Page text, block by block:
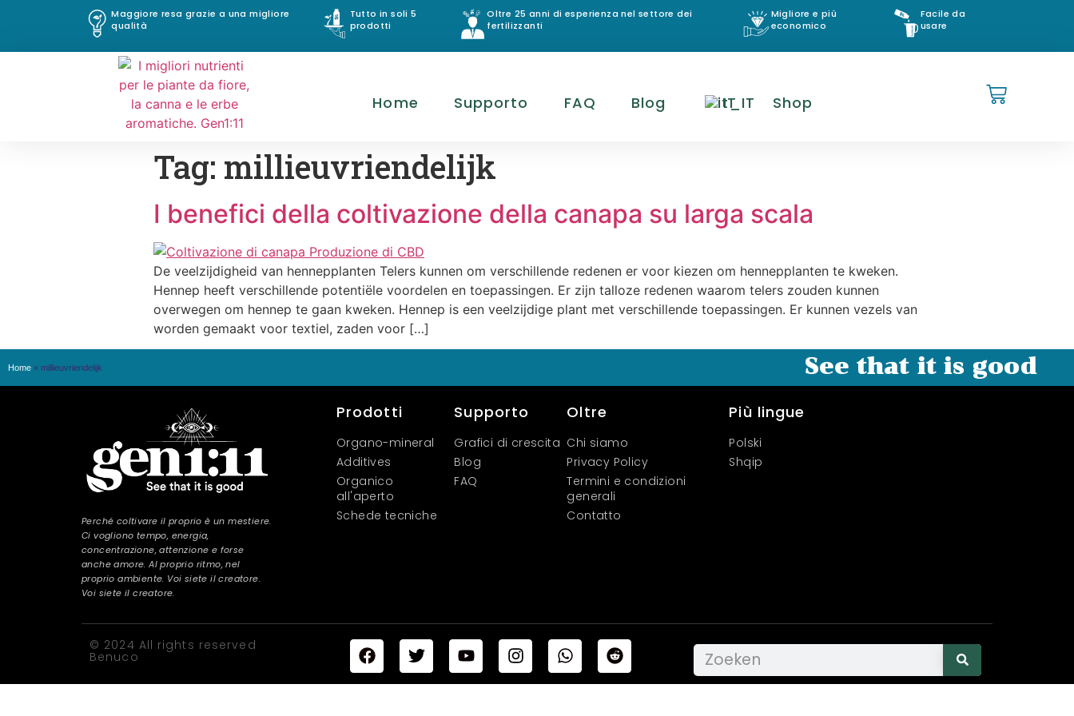
Maggiore resa grazie a una migliore
qualità
Tutto in soli 5
prodotti
Oltre 25 anni di esperienza nel settore dei
fertilizzanti
Migliore e più
economico
Facile da
usare
Home Supporto FAQ Blog IT Shop
Tag: millieuvriendelijk
I benefici della coltivazione della canapa su larga scala
De veelzijdigheid van hennepplanten Telers kunnen om verschillende redenen er voor kiezen om hennepplanten te kweken.
Hennep heeft verschillende potentiële voordelen en toepassingen. Er zijn talloze redenen waarom telers zouden kunnen
overwegen om hennep te gaan kweken. Hennep is een veelzijdige plant met verschillende toepassingen. Er kunnen vezels van
worden gemaakt voor textiel, zaden voor […]
Home » millieuvriendelijk See that it is good
Perché coltivare il proprio è un mestiere.
Ci vogliono tempo, energia,
concentrazione, attenzione e forse
anche amore. Al proprio ritmo, nel
proprio ambiente. Voi siete il creatore.
Voi siete il creatore.
Prodotti
Organo-mineral
Additives
Organico
all'aperto
Schede tecniche
Supporto
Grafici di crescita
Blog
FAQ
Oltre
Chi siamo
Privacy Policy
Termini e condizioni
generali
Contatto
Più lingue
Polski
Shqip
© 2024 All rights reserved
Benuco